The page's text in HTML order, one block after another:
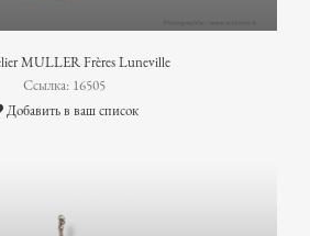
MULLER Frères Luneville
Ссылка: 16505
Добавить в ваш список